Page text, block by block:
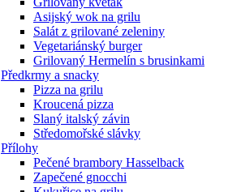
Asijský wok na grilu
Salát z grilované zeleniny
Vegetariánský burger
Grilovaný Hermelín s brusinkami
Předkrmy a snacky
Pizza na grilu
Kroucená pizza
Slaný italský závin
Středomořské slávky
Přílohy
Pečené brambory Hasselback
Zapečené gnocchi